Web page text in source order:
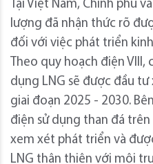
Tại Việt Nam, Chính phủ
lượng đã nhận thức rõ
đối với việc phát triển
Theo quy hoạch điện
dụng LNG sẽ được đầu
giai đoạn 2025 - 2030.
điện sử dụng than đá
xem xét phát triển và
LNG thân thiện với môi